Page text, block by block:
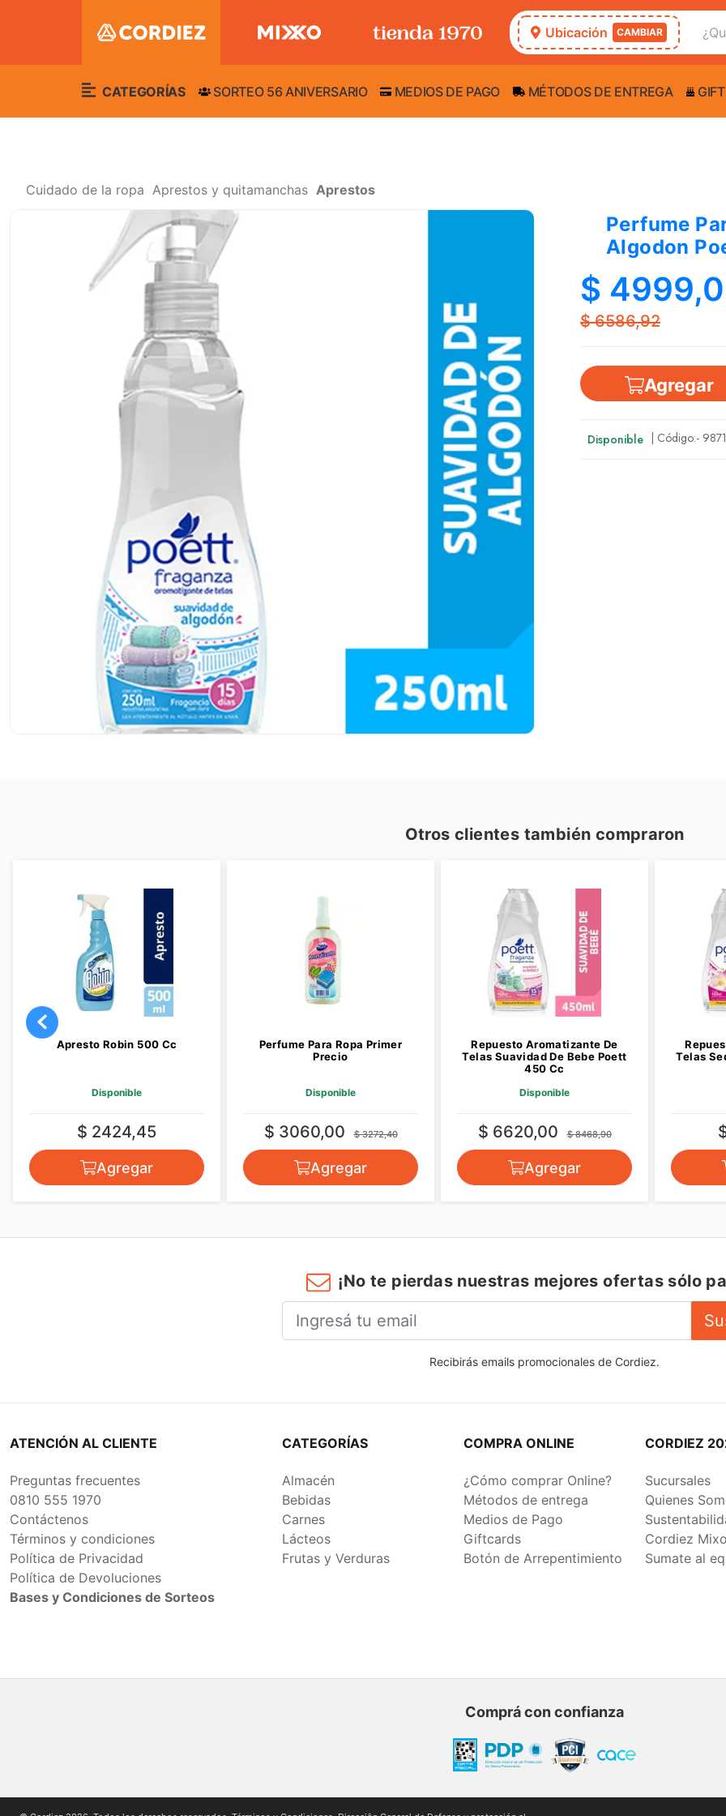
Ubicación CAMBIAR
CATEGORÍAS SORTEO 56 ANIVERSARIO MEDIOS DE PAGO MÉTODOS DE ENTREGA
Cuidado de la ropa Aprestos y quitamanchas Aprestos
Perfume
Algodon
$
$ 6586,92
Agregar
Disponible | Código:-
Otros clientes también compraron
Apresto Robin 500 Cc
Disponible
$ 2424,45
Agregar
Perfume Para Ropa Primer
Precio
Disponible
$ 3060,00 $ 3272,40
Agregar
Repuesto Aromatizante De
Telas Suavidad De Bebe Poett
450 Cc
Disponible
$ 6620,00 $ 8468,90
Agregar
Telas
¡No te pierdas nuestras mejores ofertas sólo
Recibirás emails promocionales de Cordiez.
ATENCIÓN AL CLIENTE
Preguntas frecuentes
0810 555 1970
Contáctenos
Términos y condiciones
Política de Privacidad
Política de Devoluciones
Bases y Condiciones de Sorteos
CATEGORÍAS
Almacén
Bebidas
Carnes
Lácteos
Frutas y Verduras
COMPRA ONLINE
¿Cómo comprar Online?
Métodos de entrega
Medios de Pago
Giftcards
Botón de Arrepentimiento
CORDIEZ
Sucursales
Quienes
Cordiez
Sumate al
Comprá con confianza